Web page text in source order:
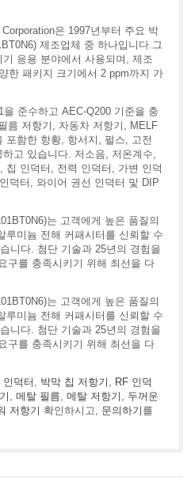
은 1997년부터 주요 박
제조업체 중 하나입니다.그
응용 분야에서 사용되며, 제조
한 패키지 크기에서 2 ppm까지 가
준수하고 AEC-Q200 기준을 충
름 저항기, 자동차 저항기, MELF
포함한 항황, 항서지, 펄스, 고전
고 있습니다. 저소음, 저온계수,
칩 인덕터, 전력 인덕터, 가변 인덕
덕터, 와이어 권선 인덕터 및 DIP
는 고객에게 높은 품질의
루미늄 전해 커패시터를 신뢰할 수
니다. 첨단 기술과 25년의 경험을
구를 충족시키기 위해 최선을 다
는 고객에게 높은 품질의
루미늄 전해 커패시터를 신뢰할 수
니다. 첨단 기술과 25년의 경험을
구를 충족시키기 위해 최선을 다
인덕터, 박막 칩 저항기 , RF 인덕
, 메탈 필름, 메탈 저항기 , 두꺼운
저항기 확인하시고, 문의하기 를